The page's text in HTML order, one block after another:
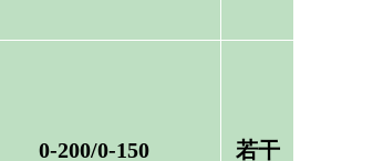
0-200/0-150 若干